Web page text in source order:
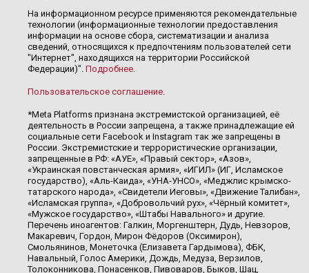
На информационном ресурсе применяются рекомендательные
технологии (информационные технологии предоставления
информации на основе сбора, систематизации и анализа
сведений, относящихся к предпочтениям пользователей сети
"Интернет", находящихся на территории Российской
Федерации)". Подробнее.
Пользовательское соглашение.
*Meta Platforms признана экстремистской организацией, её
деятельность в России запрещена, а также принадлежащие ей
социальные сети Facebook и Instagram так же запрещены в
России. Экстремистские и террористические организации,
запрещенные в РФ: «АУЕ», «Правый сектор», «Азов»,
«Украинская повстанческая армия», «ИГИЛ» (ИГ, Исламское
государство), «Аль-Каида», «УНА-УНСО», «Меджлис крымско-
татарского народа», «Свидетели Иеговы», «Движение Талибан»,
«Исламская группа», «Добровольчий рух», «Чёрный комитет»,
«Мужское государство», «Штабы Навального» и другие.
Перечень иноагентов: Галкин, Моргенштерн, Дудь, Невзоров,
Макаревич, Гордон, Мирон Фёдоров (Оксимирон),
Смольянинов, Монеточка (Елизавета Гардымова), ФБК,
Навальный, Голос Америки, Дождь, Медуза, Верзилов,
Толоконникова, Понасенков, Пивоваров, Быков, Шац,